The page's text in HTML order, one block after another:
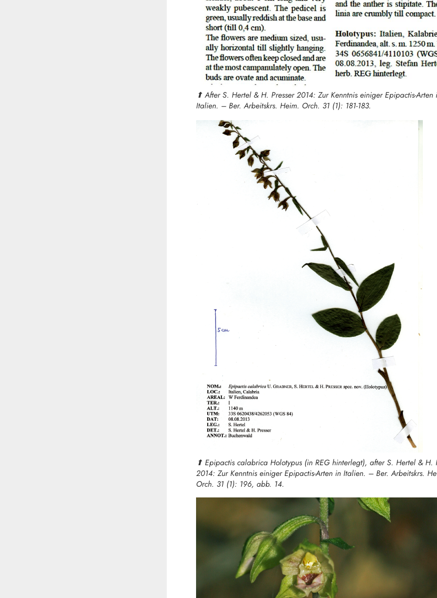
⬆︎ After S. Hertel & H. Presser 2014: Zur Kenntnis einiger Epipactis-Arten
Italien. – Ber. Arbeitskrs. Heim. Orch. 31 (1): 181-183.
⬆︎ Epipactis calabrica Holotypus (in REG hinterlegt), after S. Hertel & H.
2014: Zur Kenntnis einiger Epipactis-Arten in Italien. – Ber. Arbeitskrs.
Orch. 31 (1): 196, abb. 14.